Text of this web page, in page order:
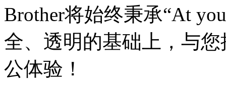
Brother将始终秉承“At
全、透明的基础上，与
公体验！